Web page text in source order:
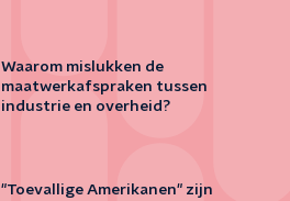
Waarom mislukken de
maatwerkafspraken tussen
industrie en overheid?
"Toevallige Amerikanen" zijn